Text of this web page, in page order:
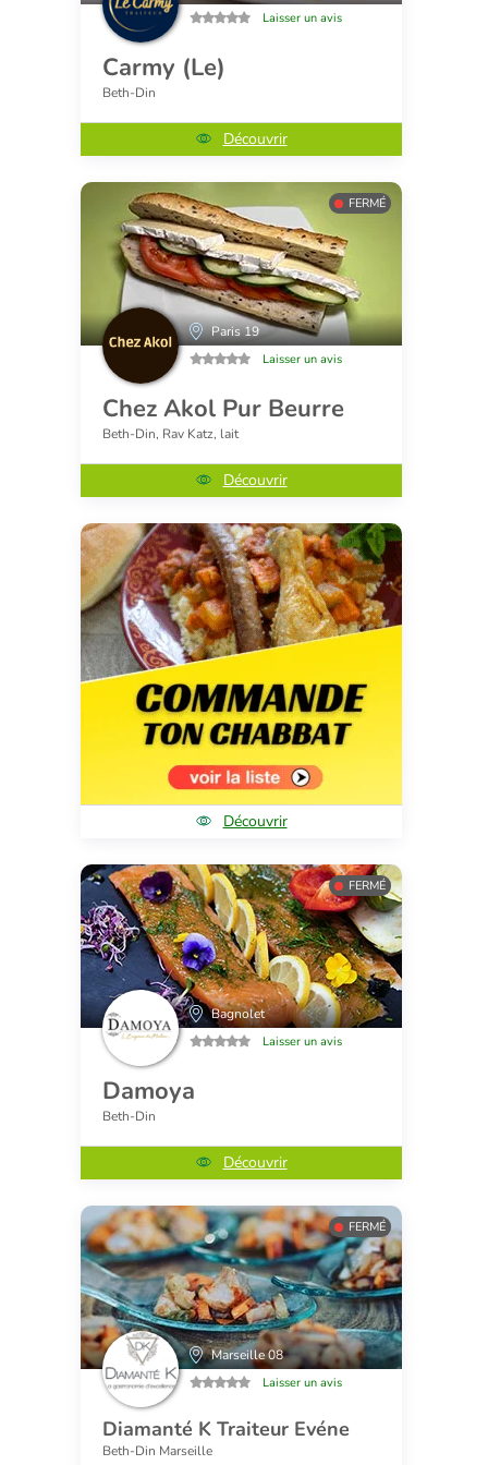
Laisser un avis
Carmy (Le)
Beth-Din
Découvrir
FERMÉ
Paris 19
Laisser un avis
Chez Akol Pur Beurre
Beth-Din, Rav Katz, lait
Découvrir
Découvrir
FERMÉ
Bagnolet
Laisser un avis
Damoya
Beth-Din
Découvrir
FERMÉ
Marseille 08
Laisser un avis
Diamanté K Traiteur Evéne
Beth-Din Marseille